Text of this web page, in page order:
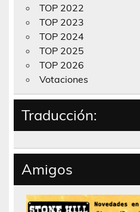
TOP 2022
TOP 2023
TOP 2024
TOP 2025
TOP 2026
Votaciones
Traducción:
Amigos